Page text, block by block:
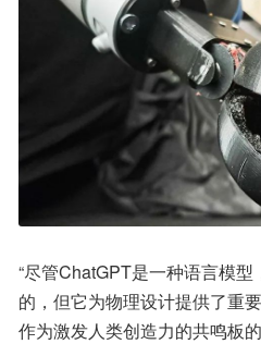
“尽管ChatGPT是一种语言模
的，但它为物理设计提供了重
作为激发人类创造力的共鸣板